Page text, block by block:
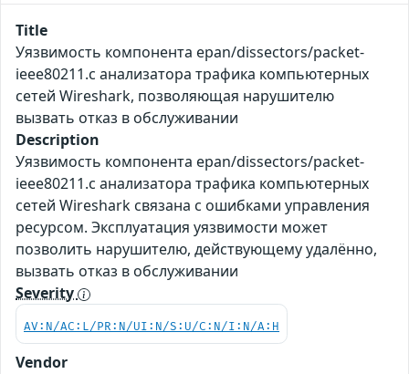
Title
Уязвимость компонента epan/dissectors/packet-
ieee80211.c анализатора трафика компьютерных
сетей Wireshark, позволяющая нарушителю
вызвать отказ в обслуживании
Description
Уязвимость компонента epan/dissectors/packet-
ieee80211.c анализатора трафика компьютерных
сетей Wireshark связана с ошибками управления
ресурсом. Эксплуатация уязвимости может
позволить нарушителю, действующему удалённо,
вызвать отказ в обслуживании
Severity
AV:N/AC:L/PR:N/UI:N/S:U/C:N/I:N/A:H
Vendor